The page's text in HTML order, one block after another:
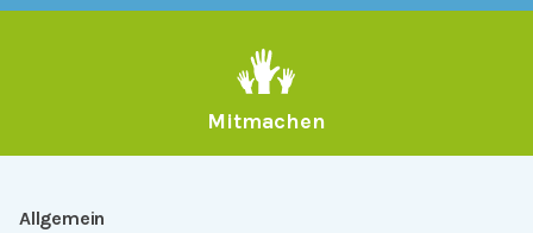
Mitmachen
Allgemein